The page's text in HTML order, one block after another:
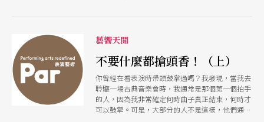
們用手指彈，用耳朵聽，反而眼睛常常會是個障
礙！當一位歌唱家唱到深入忘情時，他會閉上眼
睛，就像我們親吻時一樣，我們會閉上眼睛來專注
一個感官或一種感覺。所以，我們不需要眼睛來彈
琴，但我教過的所有學生都是使用看樂譜來學曲子
的，我要如何教哲誠學曲子呢？ 他解釋，台灣有
點字譜，但他不會，也不需要。他之前的老師會將
曲子分手彈一遍，他用錄音機錄下來，接著帶回家
藝饗天開
不要什麼都搶頭香！（上）
你曾經在看表演時帶頭鼓掌過嗎？我發現，當我去
聆聽一場古典音樂會時，我通常是那個第一個拍手
的人，因為我非常確定何時曲子真正結束，何時才
可以鼓掌。可是，大部分的人不是這樣，他們通常